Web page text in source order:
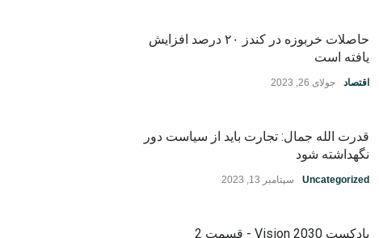
حاصلات خربوزه در کندز ۲۰ درصد افزایش
یافته است
اقتصاد جولای 26, 2023
قدرت الله جمال: تجارت باید از سیاست دور
نگهداشته شود
Uncategorized سپتامبر 13, 2023
پادکست Vision 2030 - قسمت 2